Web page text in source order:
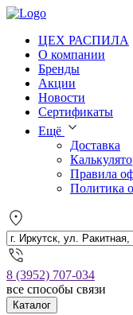
ЦЕХ РАСПИЛА
О компании
Бренды
Акции
Новости
Сертификаты
Ещё
Доставка
Правила
Политика
8 (3952) 707-034
все способы связи
Каталог